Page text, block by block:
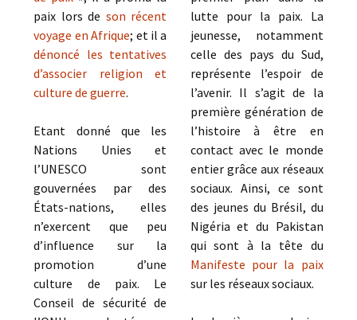
paix lors de son récent
voyage en Afrique; et il a
dénoncé les tentatives
d’associer religion et
culture de guerre.
Etant donné que les
Nations Unies et
l’UNESCO sont
gouvernées par des
États-nations, elles
n’exercent que peu
d’influence sur la
promotion d’une
culture de paix. Le
Conseil de sécurité de
lutte pour la paix. La
jeunesse, notamment
celle des pays du Sud,
représente l’espoir de
l’avenir. Il s’agit de la
première génération de
l’histoire à être en
contact avec le monde
entier grâce aux réseaux
sociaux. Ainsi, ce sont
des jeunes du Brésil, du
Nigéria et du Pakistan
qui sont à la tête du
Manifeste pour la paix
sur les réseaux sociaux.